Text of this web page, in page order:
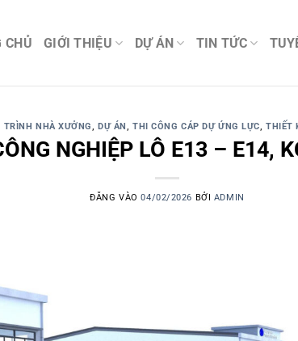
CHỦ GIỚI THIỆU DỰ ÁN TIN TỨC
TRÌNH NHÀ XƯỞNG,DỰ ÁN,THI CÔNG CÁP DỰ ỨNG LỰC,THIẾT
NGHIỆP LÔ E13 – E14,
ĐĂNG VÀO04/02/2026 BỞI ADMIN